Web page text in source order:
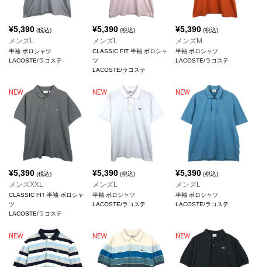
¥5,390 (税込)
メンズL
半袖 ポロシャツ
LACOSTE/ラコステ
¥5,390(税込)
メンズL
CLASSIC FIT 半袖 ポロシャ
ツ
LACOSTE/ラコステ
¥5,390 (税込)
メンズM
半袖 ポロシャツ
LACOSTE/ラコステ
¥5,390 (税込)
メンズXXL
CLASSIC FIT 半袖 ポロシャ
ツ
LACOSTE/ラコステ
¥5,390(税込)
メンズL
半袖 ポロシャツ
LACOSTE/ラコステ
¥5,390 (税込)
メンズL
半袖 ポロシャツ
LACOSTE/ラコステ